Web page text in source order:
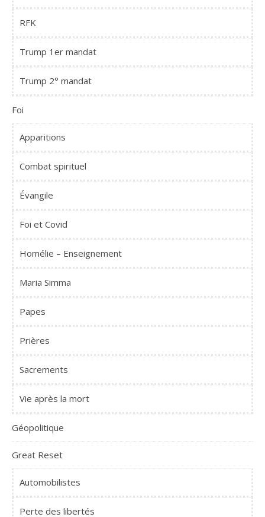
RFK
Trump 1er mandat
Trump 2° mandat
Foi
Apparitions
Combat spirituel
Évangile
Foi et Covid
Homélie – Enseignement
Maria Simma
Papes
Prières
Sacrements
Vie après la mort
Géopolitique
Great Reset
Automobilistes
Perte des libertés